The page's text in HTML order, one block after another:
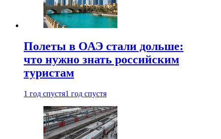
Полеты в ОАЭ стали дольше:
что нужно знать российским
туристам
1 год спустя1 год спустя